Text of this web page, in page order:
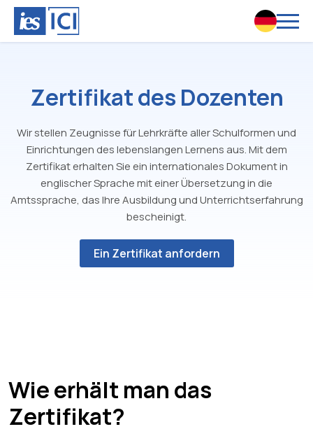
Zertifikat des Dozenten
Wir stellen Zeugnisse für Lehrkräfte aller Schulformen und
Einrichtungen des lebenslangen Lernens aus. Mit dem
Zertifikat erhalten Sie ein internationales Dokument in
englischer Sprache mit einer Übersetzung in die
Amtssprache, das Ihre Ausbildung und Unterrichtserfahrung
bescheinigt.
Ein Zertifikat anfordern
Wie erhält man das
Zertifikat?